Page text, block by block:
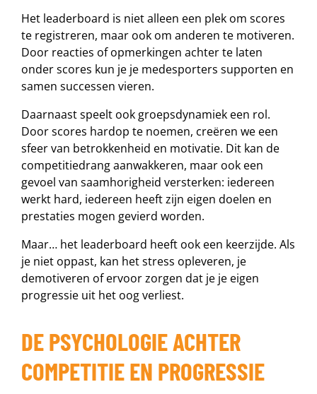
Het leaderboard is niet alleen een plek om scores
te registreren, maar ook om anderen te motiveren.
Door reacties of opmerkingen achter te laten
onder scores kun je je medesporters supporten en
samen successen vieren.
Daarnaast speelt ook groepsdynamiek een rol.
Door scores hardop te noemen, creëren we een
sfeer van betrokkenheid en motivatie. Dit kan de
competitiedrang aanwakkeren, maar ook een
gevoel van saamhorigheid versterken: iedereen
werkt hard, iedereen heeft zijn eigen doelen en
prestaties mogen gevierd worden.
Maar… het leaderboard heeft ook een keerzijde. Als
je niet oppast, kan het stress opleveren, je
demotiveren of ervoor zorgen dat je je eigen
progressie uit het oog verliest.
DE PSYCHOLOGIE ACHTER
COMPETITIE EN PROGRESSIE